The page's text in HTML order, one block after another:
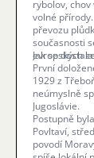
rybolov,
volné
převozu
současnosti
evropských
Jak se
První
1929 z
neúmyslně
Jugoslávie.
Postupně
Povltaví,
povodí